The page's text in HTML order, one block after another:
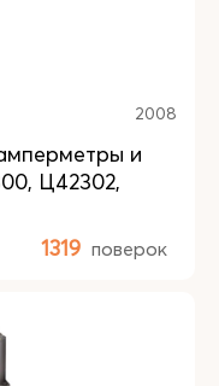
2008
и
Ц42302,
1319 поверок